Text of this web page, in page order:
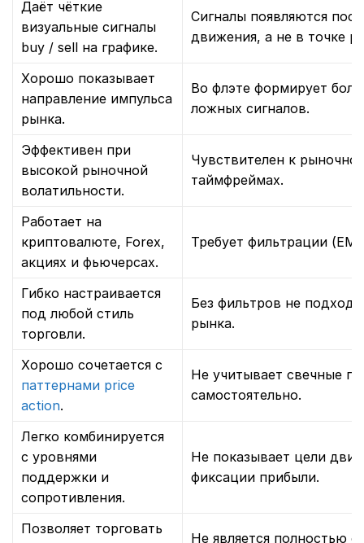
Даёт чёткие
визуальные сигналы
buy / sell на графике.
Сигналы появляются
движения, а не в точке
Хорошо показывает
направление импульса
рынка.
Во флэте формирует
ложных сигналов.
Эффективен при
высокой рыночной
волатильности.
Чувствителен к
таймфреймах.
Работает на
криптовалюте, Forex,
акциях и фьючерсах.
Требует фильтрации
Гибко настраивается
под любой стиль
торговли.
Без фильтров не
рынка.
Хорошо сочетается с
паттернами price
action.
Не учитывает свечные
самостоятельно.
Легко комбинируется
с уровнями
поддержки и
сопротивления.
Не показывает цели
фиксации прибыли.
Позволяет торговать
Не является полностью